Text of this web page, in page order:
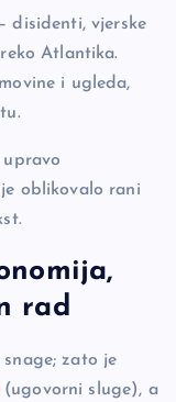
– disidenti, vjerske
Atlantika.
i ugleda,
oblikovalo rani
rad
zato je
sluge), a